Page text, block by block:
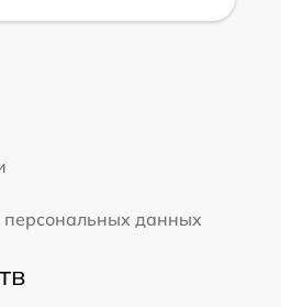
персональных данных